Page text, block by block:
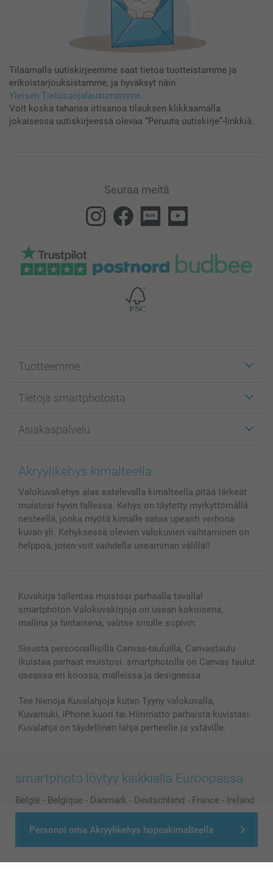
Personoi oma Akryylikehys hopeakimalteella
Tilaamalla uutiskirjeemme saat tietoa tuotteistamme ja
erikoistarjouksistamme, ja hyväksyt näin
Yleisen Tietosuojalausumamme.
Voit koska tahansa irtisanoa tilauksen klikkaamalla
jokaisessa uutiskirjeessä olevaa “Peruuta uutiskirje”-linkkiä.
Seuraa meitä
Tuotteemme
Kuvakortit
Kuvakirjat
Valokuvat, Julisteet & Taskukirjat
Kännykkä & Tabletti
MyNameBook
Kuvakalenterit & Päivyrit
Valokuvakehykset & Lisätarvikkeet
Lahjakortti
Tietoja smartphotosta
Affiliate ohjelma
Evästekäytäntö
Sivukartta
Ehdot/takuut
Investor Relations
Asiakaspalvelu
100% tyytyväisyystakuu
smartbonus
Hinnat & maksutavat
Tilausten tila
Akryylikehys kimalteella
Valokuvakehys alas satelevalla kimalteella pitää tärkeät
muistosi hyvin tallessa. Kehys on täytetty myrkyttömällä
nesteellä, jonka myötä kimalle sataa upeasti verhona
kuvan yli. Kehyksessä olevien valokuvien vaihtaminen on
helppoa, joten voit vaihdella useamman välillä!!
Kuvakirja tallentaa muistosi parhaalla tavalla!
smartphoton Valokuvakirjoja on usean kokoisena,
mallina ja hintaisena, valitse sinulle sopivin.
Sisusta persoonallisilla Canvas-tauluilla, Canvastaulu
ikuistaa parhaat muistosi. smartphotolla on Canvas taulut
useassa eri koossa, malleissa ja designessa.
Tee hienoja Kuvalahjoja kuten Tyyny valokuvalla,
Kuvamuki, iPhone kuori tai Hiirimatto parhaista kuvistasi.
Kuvalahja on täydellinen lahja perheelle ja ystäville.
smartphoto löytyy kaikkialla Euroopassa
België - Belgique - Danmark - Deutschland - France - Ireland
- Nederland - Norge - Österreich - Schweiz - Suisse -
Switzerland - Suomi - Sverige - United Kingdom -
Other Countries